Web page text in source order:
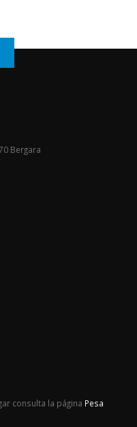
Bergara
consulta la página Pesa